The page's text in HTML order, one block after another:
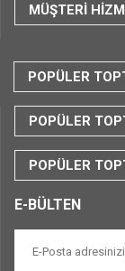
MÜŞTERİ
POPÜLER
POPÜLER
POPÜLER
E-BÜLTEN